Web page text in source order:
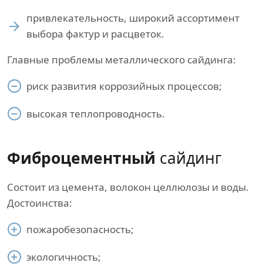
привлекательность, широкий ассортимент
выбора фактур и расцветок.
Главные проблемы металлического сайдинга:
риск развития коррозийных процессов;
высокая теплопроводность.
Фиброцементный сайдинг
Состоит из цемента, волокон целлюлозы и воды.
Достоинства:
пожаробезопасность;
экологичность;